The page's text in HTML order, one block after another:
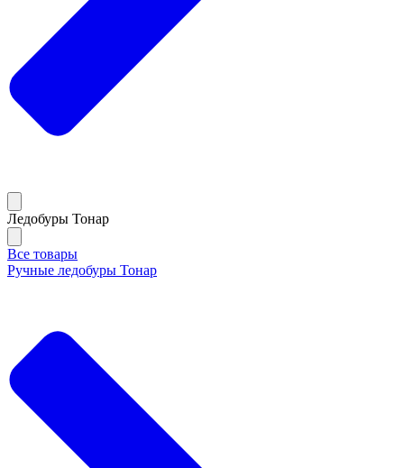
Ледобуры Тонар
Все товары
Ручные ледобуры Тонар